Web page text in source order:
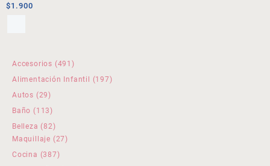
$1.900
Accesorios 491 491
productos
Alimentación Infantil 197197
Autos 2929
productos
Baño 113113
productos
Belleza 8282
productos
Maquillaje 2727
Cocina 387387